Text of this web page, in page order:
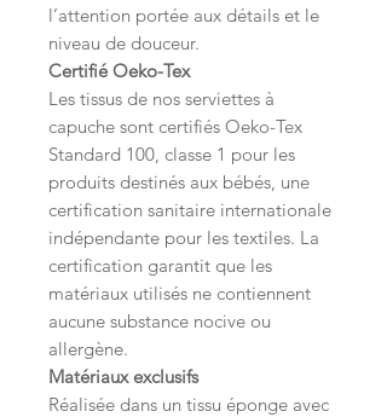
l’attention portée aux détails et le
niveau de douceur.
Certifié Oeko-Tex
Les tissus de nos serviettes à
capuche sont certifiés Oeko-Tex
Standard 100, classe 1 pour les
produits destinés aux bébés, une
certification sanitaire internationale
indépendante pour les textiles. La
certification garantit que les
matériaux utilisés ne contiennent
aucune substance nocive ou
allergène.
Matériaux exclusifs
Réalisée dans un tissu éponge avec